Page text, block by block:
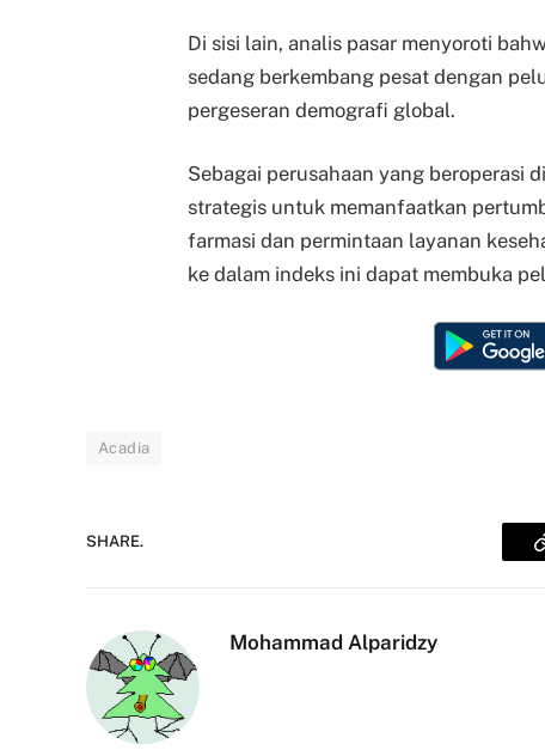
Di sisi lain, analis pasar menyoroti
sedang berkembang pesat dengan
pergeseran demografi global.
Sebagai perusahaan yang beroperasi
strategis untuk memanfaatkan
farmasi dan permintaan layanan
ke dalam indeks ini dapat membuka
Acadia
SHARE.
Mohammad Alparidzy